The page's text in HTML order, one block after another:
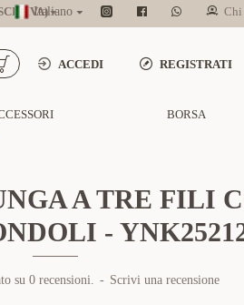
IVA)
Italiano Chi
ACCEDI REGISTRATI
BORSA
A TRE FILI
-
su 0 recensioni. - Scrivi una recensione